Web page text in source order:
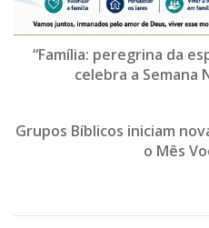
“Família: peregrina da
celebra a Semana
Grupos Bíblicos iniciam
o Mês